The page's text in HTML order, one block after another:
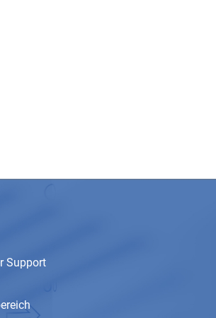
Support